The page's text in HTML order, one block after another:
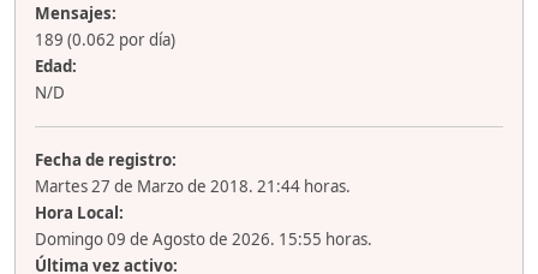
Mensajes:
189 (0.062 por día)
Edad:
N/D
Fecha de registro:
Martes 27 de Marzo de 2018. 21:44 horas.
Hora Local:
Domingo 09 de Agosto de 2026. 15:55 horas.
Última vez activo: